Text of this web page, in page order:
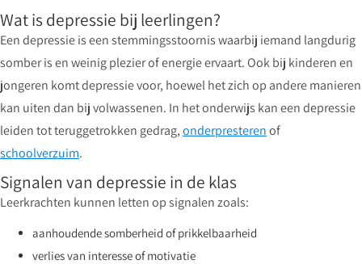
Wat is depressie bij leerlingen?
Een depressie is een stemmingsstoornis waarbij iemand langdurig
somber is en weinig plezier of energie ervaart. Ook bij kinderen en
jongeren komt depressie voor, hoewel het zich op andere manieren
kan uiten dan bij volwassenen. In het onderwijs kan een depressie
leiden tot teruggetrokken gedrag,onderpresterenof
schoolverzuim.
Signalen van depressie in de klas
Leerkrachten kunnen letten op signalen zoals:
aanhoudende somberheid of prikkelbaarheid
verlies van interesse of motivatie